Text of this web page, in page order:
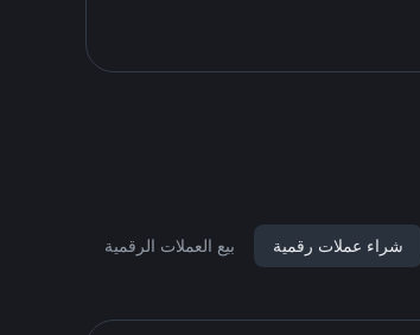
شراء عملات رقمية بيع العملات الرقمية